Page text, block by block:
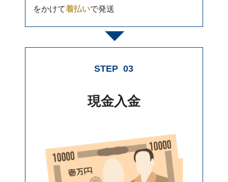
をかけて着払いで発送
STEP 03
現金入金